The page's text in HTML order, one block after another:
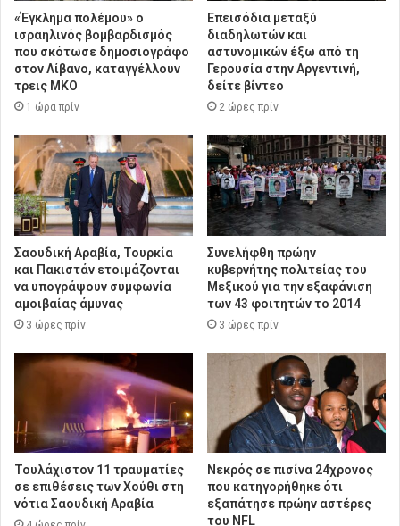
«Έγκλημα πολέμου» ο
ισραηλινός βομβαρδισμός
που σκότωσε δημοσιογράφο
στον Λίβανο, καταγγέλλουν
τρεις ΜΚΟ
1 ώρα πρίν
Επεισόδια μεταξύ
διαδηλωτών και
αστυνομικών έξω από τη
Γερουσία στην Αργεντινή,
δείτε βίντεο
2 ώρες πρίν
Σαουδική Αραβία, Τουρκία
και Πακιστάν ετοιμάζονται
να υπογράψουν συμφωνία
αμοιβαίας άμυνας
3 ώρες πρίν
Συνελήφθη πρώην
κυβερνήτης πολιτείας του
Μεξικού για την εξαφάνιση
των 43 φοιτητών το 2014
3 ώρες πρίν
Τουλάχιστον 11 τραυματίες
σε επιθέσεις των Χούθι στη
νότια Σαουδική Αραβία
Νεκρός σε πισίνα 24χρονος
που κατηγορήθηκε ότι
εξαπάτησε πρώην αστέρες
του NFL